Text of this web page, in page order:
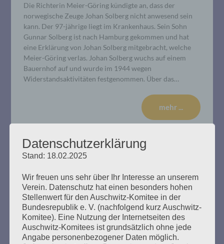
Die Richterin Meier-Göring kündigte an, dass der
norwegische Zeuge Johan Solberg nicht anwesend sein
kann. Der 97-jährige liegt im Krankenhaus. Sein Sohn
Gunnar Solberg ist nach Hamburg gekommen und hat
eine Erklärung von Johan Solberg mitgebracht, welche
Meier-Göring verlas. Johan Solberg wuchs auf einem
Bauernhof auf und wurde im 1944 wegen
Widerstandsaktivitäten festgenommen. Über das…
mehr ...
17.01.2020
Erstellt am17. Januar 2020
Zu Beginn der Sitzung erklärte die Richterin, dass der
Befangenheitsantrag von Rechtsanwalt Waterkamp
Datenschutzerklärung
Stand: 18.02.2025
Wir freuen uns sehr über Ihr Interesse an unserem
Verein. Datenschutz hat einen besonders hohen
Stellenwert für den Auschwitz-Komitee in der
Bundesrepublik e. V. (nachfolgend kurz Auschwitz-
Komitee). Eine Nutzung der Internetseiten des
Auschwitz-Komitees ist grundsätzlich ohne jede
Angabe personenbezogener Daten möglich.